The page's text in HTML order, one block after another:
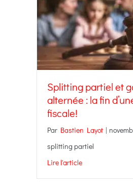
Splitting partiel et
alternée : la fin
fiscale!
Par Bastien Layot |
splitting partiel
Lire l'article